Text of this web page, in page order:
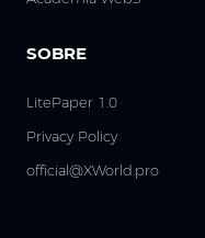
SOBRE
LitePaper 1.0
Privacy Policy
official@XWorld.pro